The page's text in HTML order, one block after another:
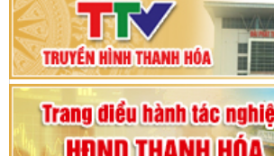
Bế mạc Kỳ họp thứ hai bốn,
tỉnh khoá XVIII